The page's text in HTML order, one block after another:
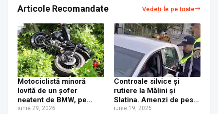
Articole Recomandate Vedeți-le pe toate
Motociclistă minoră
lovită de un șofer
neatent de BMW, pe
drumul Mălini - Cornu
iunie 29, 2026
Controale silvice și
rutiere la Mălini și
Slatina. Amenzi de peste
10.000 de lei, lemn
iunie 19, 2026